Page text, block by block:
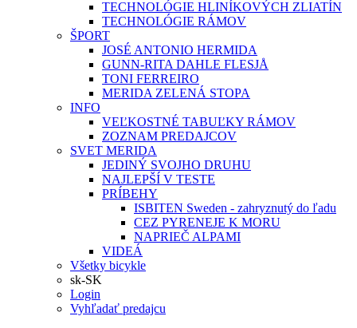
TECHNOLÓGIE HLINÍKOVÝCH ZLIATÍN
TECHNOLÓGIE RÁMOV
ŠPORT
JOSÉ ANTONIO HERMIDA
GUNN-RITA DAHLE FLESJÅ
TONI FERREIRO
MERIDA ZELENÁ STOPA
INFO
VEĽKOSTNÉ TABUĽKY RÁMOV
ZOZNAM PREDAJCOV
SVET MERIDA
JEDINÝ SVOJHO DRUHU
NAJLEPŠÍ V TESTE
PRÍBEHY
ISBITEN Sweden - zahryznutý do ľadu
CEZ PYRENEJE K MORU
NAPRIEČ ALPAMI
VIDEÁ
Všetky bicykle
sk-SK
Login
Vyhľadať predajcu